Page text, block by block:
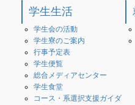
学生生活
学生会の活動
学生寮のご案内
行事予定表
学生便覧
総合メディアセンター
学生食堂
コース・系選択支援ガイダ